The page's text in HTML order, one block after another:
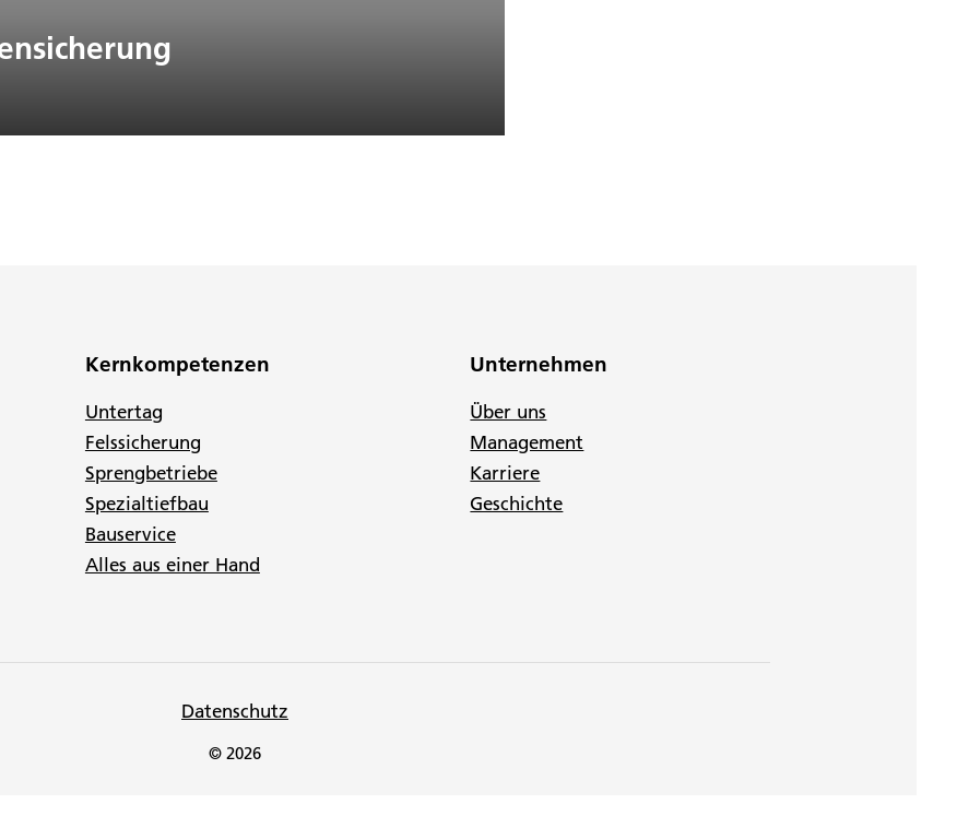
Kernkompetenzen
Untertag
Felssicherung
Sprengbetriebe
Spezialtiefbau
Bauservice
Alles aus einer Hand
Unternehmen
Über uns
Management
Karriere
Geschichte
Datenschutz
© 2026